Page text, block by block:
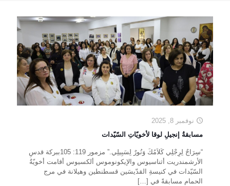
نوفمبر 8, 2025
مسابقةُ إنجيلِ لوقا لأخويّاتِ السّيّدات
“سِرَاجٌ لِرِجْلِي كَلاَمُكَ وَنُورٌ لِسَبِيلِي.” مزمور 119: 105ببركة قدسِ
الأرشمندريت أثناسيوس والإيكونوموس ألكسيوس أقامت أخويّةُ
السّيّدات في كنيسةِ القدّيسَين قسطنطين وهيلانة في مرج
الحمام مسابقةً في […]